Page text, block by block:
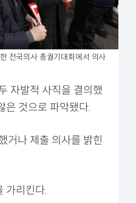
전국의사 총궐기대회에서 의사
자발적 사직을 결의했
은 것으로 파악됐다.
거나 제출 의사를 밝힌
가리킨다.